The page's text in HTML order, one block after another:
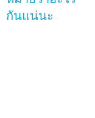
กันแน่นะ